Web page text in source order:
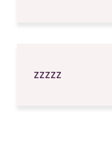
zzzzz